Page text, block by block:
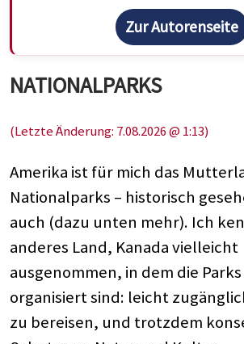
Zur Autorenseite
NATIONALPARKS
(Letzte Änderung: 7.08.2026 @ 1:13)
Amerika ist für mich das
Nationalparks – historisch
auch (dazu unten mehr). Ich
anderes Land, Kanada vielleicht
ausgenommen, in dem die
organisiert sind: leicht
zu bereisen, und trotzdem